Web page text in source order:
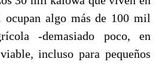
ocupan algo más de 100 mil
-demasiado poco, en
incluso para pequeños